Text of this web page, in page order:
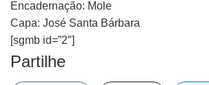
Encadernação: Mole
Capa: José Santa Bárbara
[sgmb id=”2″]
Partilhe